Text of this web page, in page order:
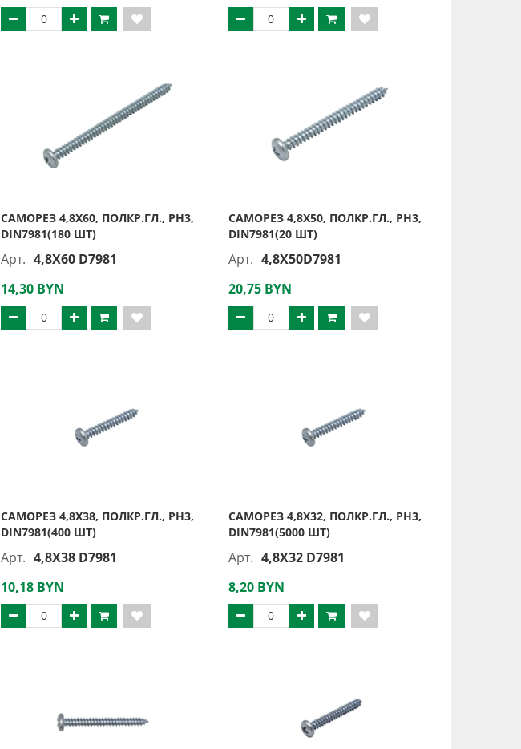
САМОРЕЗ 4,8Х60, ПОЛКР.ГЛ., PH3,
DIN7981(180 ШТ)
Арт. 4,8X60 D7981
14,30 BYN
САМОРЕЗ 4,8Х50, ПОЛКР.ГЛ., PH3,
DIN7981(20 ШТ)
Арт. 4,8X50D7981
20,75 BYN
САМОРЕЗ 4,8Х38, ПОЛКР.ГЛ., PH3,
DIN7981(400 ШТ)
Арт. 4,8X38 D7981
10,18 BYN
САМОРЕЗ 4,8Х32, ПОЛКР.ГЛ., PH3,
DIN7981(5000 ШТ)
Арт. 4,8X32 D7981
8,20 BYN